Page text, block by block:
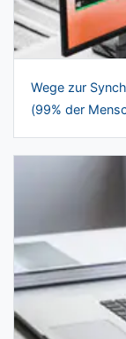
Wege zur
(99% der